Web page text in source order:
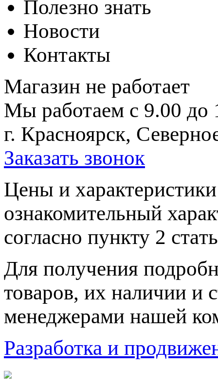
Полезно знать
Новости
Контакты
Магазин не работает
Мы работаем с 9.00 до
г. Красноярск,
Заказать звонок
Цeны и
ознакомительный
согласно пункту 2
Для пoлучения
товaров, их нaличии и
менеджерами нашей
Разработка и